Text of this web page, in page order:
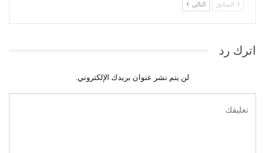
السابق التالي
اترك رد
لن يتم نشر عنوان بريدك الإلكتروني.